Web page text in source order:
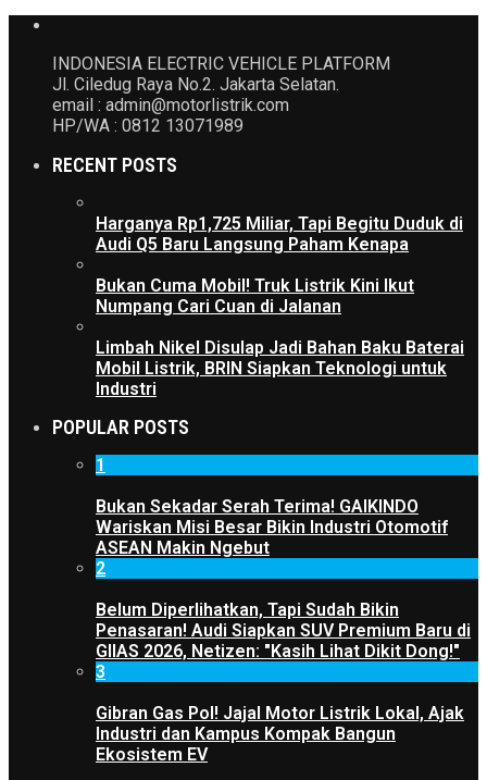
INDONESIA ELECTRIC VEHICLE PLATFORM
Jl. Ciledug Raya No.2. Jakarta Selatan.
email : admin@motorlistrik.com
HP/WA : 0812 13071989
RECENT POSTS
Harganya Rp1,725 Miliar, Tapi Begitu Duduk di
Audi Q5 Baru Langsung Paham Kenapa
Bukan Cuma Mobil! Truk Listrik Kini Ikut
Numpang Cari Cuan di Jalanan
Limbah Nikel Disulap Jadi Bahan Baku Baterai
Mobil Listrik, BRIN Siapkan Teknologi untuk
Industri
POPULAR POSTS
1
Bukan Sekadar Serah Terima! GAIKINDO
Wariskan Misi Besar Bikin Industri Otomotif
ASEAN Makin Ngebut
2
Belum Diperlihatkan, Tapi Sudah Bikin
Penasaran! Audi Siapkan SUV Premium Baru di
GIIAS 2026, Netizen: "Kasih Lihat Dikit Dong!"
3
Gibran Gas Pol! Jajal Motor Listrik Lokal, Ajak
Industri dan Kampus Kompak Bangun
Ekosistem EV